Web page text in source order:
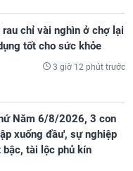
chỉ vài nghìn ở chợ lại
tốt cho sức khỏe
3 giờ 12 phút trước
Năm 6/8/2026, 3 con
xuống đầu', sự nghiệp
tài lộc phủ kín